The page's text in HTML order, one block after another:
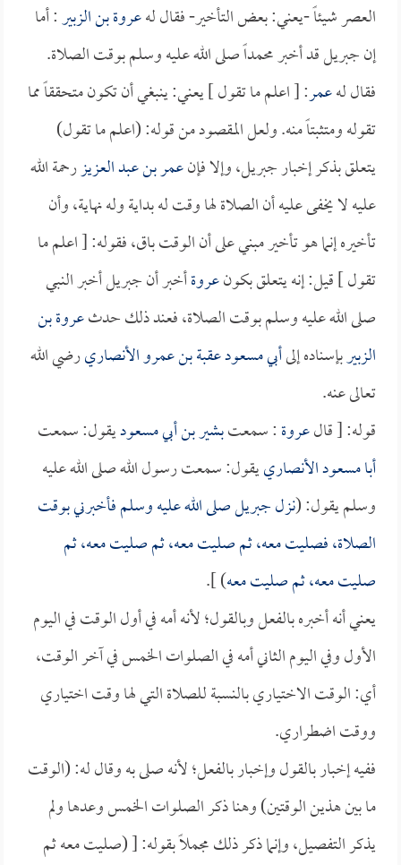
العصر شيئاً -يعني: بعض التأخير- فقال لهعروة بن الزبير: أما
إن جبريل قد أخبر محمداً صلى الله عليه وسلم بوقت الصلاة.
فقال لهعمر: [ اعلم ما تقول ] يعني: ينبغي أن تكون متحققاً مما
تقوله ومتثبتاً منه. ولعل المقصود من قوله: (اعلم ما تقول)
يتعلق بذكر إخبار جبريل، وإلا فإنعمر بن عبد العزيزرحمة الله
عليه لا يخفى عليه أن الصلاة لها وقت له بداية وله نهاية، وأن
تأخيره إنما هو تأخير مبني على أن الوقت باق، فقوله: [ اعلم ما
تقول ] قيل: إنه يتعلق بكونعروةأخبر أن جبريل أخبر النبي
صلى الله عليه وسلم بوقت الصلاة، فعند ذلك حدثعروة بن
الزبيربإسناده إلىأبي مسعود عقبة بن عمرو الأنصاريرضي الله
تعالى عنه.
قوله: [ قالعروة: سمعتبشير بن أبي مسعوديقول: سمعت
أبا مسعود الأنصارييقول: سمعت رسول الله صلى الله عليه
وسلم يقول: (نزل جبريل صلى الله عليه وسلم فأخبرني بوقت
الصلاة، فصليت معه، ثم صليت معه، ثم صليت معه، ثم
صليت معه، ثم صليت معه) ].
يعني أنه أخبره بالفعل وبالقول؛ لأنه أمه في أول الوقت في اليوم
الأول وفي اليوم الثاني أمه في الصلوات الخمس في آخر الوقت،
أي: الوقت الاختياري بالنسبة للصلاة التي لها وقت اختياري
ووقت اضطراري.
ففيه إخبار بالقول وإخبار بالفعل؛ لأنه صلى به وقال له: (الوقت
ما بين هذين الوقتين) وهنا ذكر الصلوات الخمس وعدها ولم
يذكر التفصيل، وإنما ذكر ذلك مجملاً بقوله: [ (صليت معه ثم